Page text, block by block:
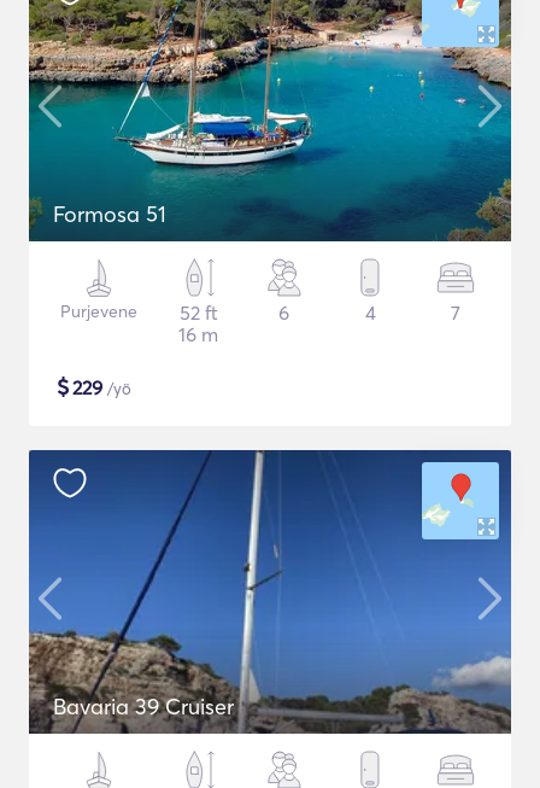
Formosa 51
Purjevene
52 ft
16 m
6 4 7
$229 /yö
Bavaria 39 Cruiser